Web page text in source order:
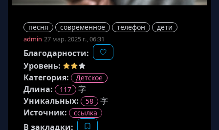
песня современное телефон дети
admin 27 мар. 2025 г., 06:31
Благодарности:
Уровень:
Категория:
Детское
Длина: 117
字
Уникальных:
58
字
Источник: ссылка
В закладки: